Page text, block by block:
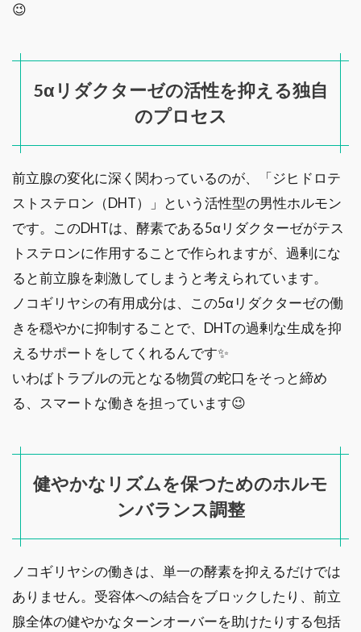
😉
5αリダクターゼの活性を抑える独自
のプロセス
前立腺の変化に深く関わっているのが、「ジヒドロテ
ストステロン（DHT）」という活性型の男性ホルモン
です。このDHTは、酵素である5αリダクターゼがテス
トステロンに作用することで作られますが、過剰にな
ると前立腺を刺激してしまうと考えられています。
ノコギリヤシの有用成分は、この5αリダクターゼの働
きを穏やかに抑制することで、DHTの過剰な生成を抑
えるサポートをしてくれるんです✨
いわばトラブルの元となる物質の蛇口をそっと締め
る、スマートな働きを担っています😉
健やかなリズムを保つためのホルモ
ンバランス調整
ノコギリヤシの働きは、単一の酵素を抑えるだけでは
ありません。受容体への結合をブロックしたり、前立
腺全体の健やかなターンオーバーを助けたりする包括